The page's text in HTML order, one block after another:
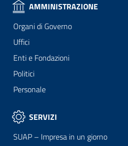
AMMINISTRAZIONE
Organi di Governo
Uffici
Enti e Fondazioni
Politici
Personale
SERVIZI
SUAP – Impresa in un giorno